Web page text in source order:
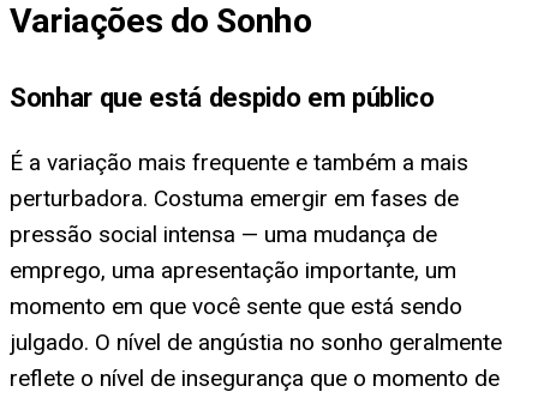
Variações do Sonho
Sonhar que está despido em público
É a variação mais frequente e também a mais
perturbadora. Costuma emergir em fases de
pressão social intensa — uma mudança de
emprego, uma apresentação importante, um
momento em que você sente que está sendo
julgado. O nível de angústia no sonho geralmente
reflete o nível de insegurança que o momento de